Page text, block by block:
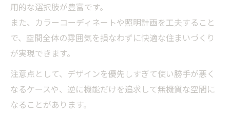
用的な選択肢が豊富です。
また、カラーコーディネートや照明計画を工夫すること
で、空間全体の雰囲気を損なわずに快適な住まいづくり
が実現できます。
注意点として、デザインを優先しすぎて使い勝手が悪く
なるケースや、逆に機能だけを追求して無機質な空間に
なることがあります。